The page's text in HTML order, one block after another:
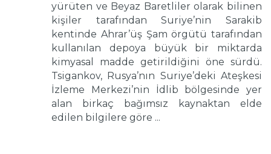
yürüten ve Beyaz Baretliler olarak bilinen
kişiler tarafından Suriye’nin Sarakib
kentinde Ahrar’üş Şam örgütü tarafından
kullanılan depoya büyük bir miktarda
kimyasal madde getirildiğini öne sürdü.
Tsigankov, Rusya’nın Suriye’deki Ateşkesi
İzleme Merkezi’nin İdlib bölgesinde yer
alan birkaç bağımsız kaynaktan elde
edilen bilgilere göre ...